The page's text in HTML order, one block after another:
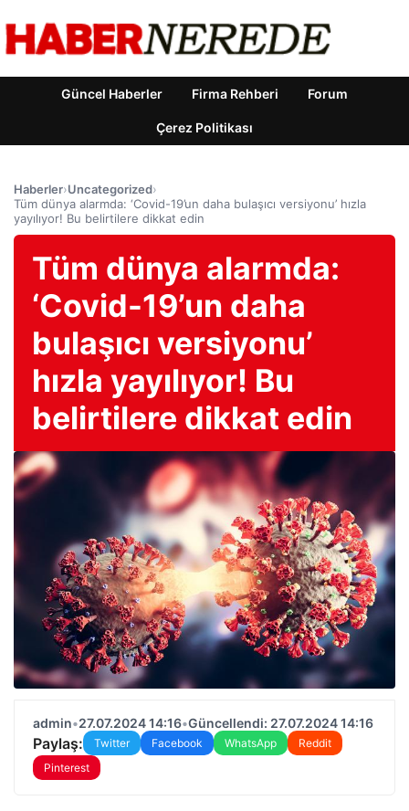
Güncel Haberler Firma Rehberi Forum
Çerez Politikası
Haberler›Uncategorized›
Tüm dünya alarmda: ‘Covid-19’un daha bulaşıcı versiyonu’ hızla
yayılıyor! Bu belirtilere dikkat edin
Tüm dünya alarmda:
‘Covid-19’un daha
bulaşıcı versiyonu’
hızla yayılıyor! Bu
belirtilere dikkat edin
admin•27.07.2024 14:16•Güncellendi: 27.07.2024 14:16
Paylaş: Twitter Facebook WhatsApp
Reddit
Pinterest